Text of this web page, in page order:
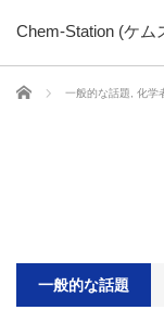
Chem-Station (ケム
ホーム 一般的な話題 化学
一般的な話題